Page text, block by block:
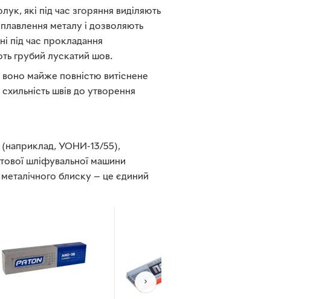
які під час згоряння виділяють
металу і дозволяють
під час прокладання
грубий лускатий шов.
воно майже повністю витіснене
швів до утворення
(наприклад, УОНИ-13/55),
шліфувальної машини
блиску — це єдиний
›